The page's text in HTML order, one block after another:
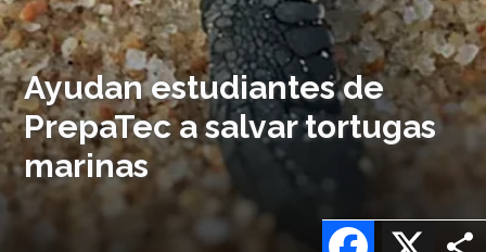
Ayudan estudiantes de
PrepaTec a salvar tortugas
marinas
X
Facebook